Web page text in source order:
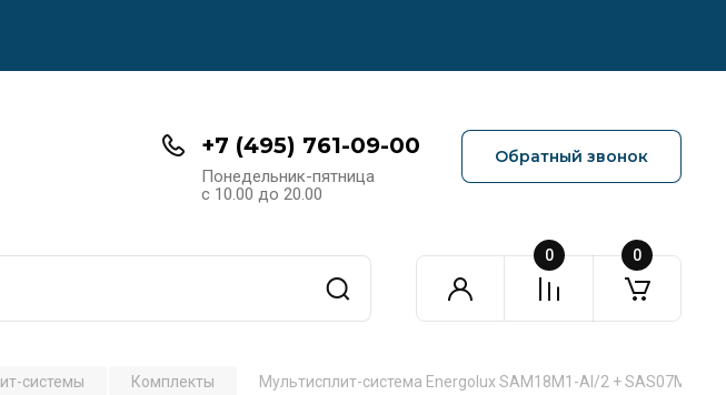
+7 (495) 761-09-00
Понедельник-пятница
с 10.00 до 20.00
Обратный звонок
0 0
системы Комплекты Мультисплит-система Energolux SAM18M1-AI/2 + SAS07M2-AI